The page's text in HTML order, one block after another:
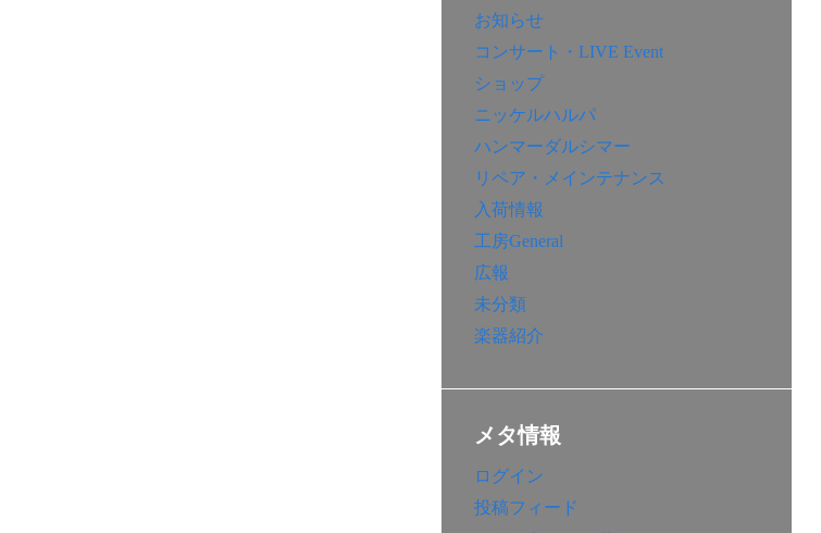
お知らせ
コンサート・LIVE Event
ショップ
ニッケルハルパ
ハンマーダルシマー
リペア・メインテナンス
入荷情報
工房General
広報
未分類
楽器紹介
メタ情報
ログイン
投稿フィード